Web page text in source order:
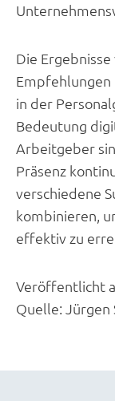
Die
in der
Bedeutung
Arbeitgeber
Präsenz
verschiedene
kombinieren,
effektiv zu
Veröffentlicht
Quelle: Jürgen